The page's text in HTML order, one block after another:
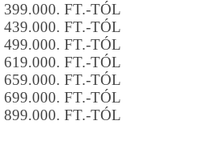
FT.-TÓL
FT.-TÓL
FT.-TÓL
FT.-TÓL
FT.-TÓL
FT.-TÓL
FT.-TÓL